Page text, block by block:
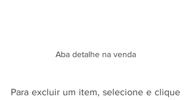
Aba detalhe na venda
Para excluir um item, selecione e clique